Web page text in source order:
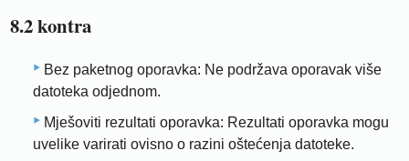
8.2 kontra
Bez paketnog oporavka: Ne podržava oporavak više
datoteka odjednom.
Mješoviti rezultati oporavka: Rezultati oporavka mogu
uvelike varirati ovisno o razini oštećenja datoteke.